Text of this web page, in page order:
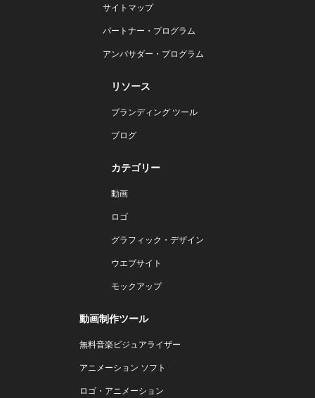
サイトマップ
パートナー・プログラム
アンバサダー・プログラム
リソース
ブランディング ツール
ブログ
カテゴリー
動画
ロゴ
グラフィック・デザイン
ウエブサイト
モックアップ
動画制作ツール
無料音楽ビジュアライザー
アニメーション ソフト
ロゴ・アニメーション